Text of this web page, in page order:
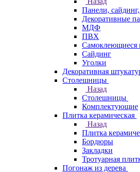
Панели,
Декоративные
МДФ
ПВХ
Самоклеющиеся
Сайдинг
Уголки
Декоративная
Столешницы
Назад
Столешницы
Комплектующие
Плитка керамическая
Назад
Плитка
Бордюры
Закладки
Тротуарная
Погонаж из дерева